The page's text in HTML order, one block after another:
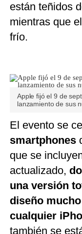
están teñidos
mientras que
frío.
Apple fijó el 9 de
lanzamiento de sus
El evento se
smartphones
que se
actualizado,
una versión
diseño
cualquier
también se